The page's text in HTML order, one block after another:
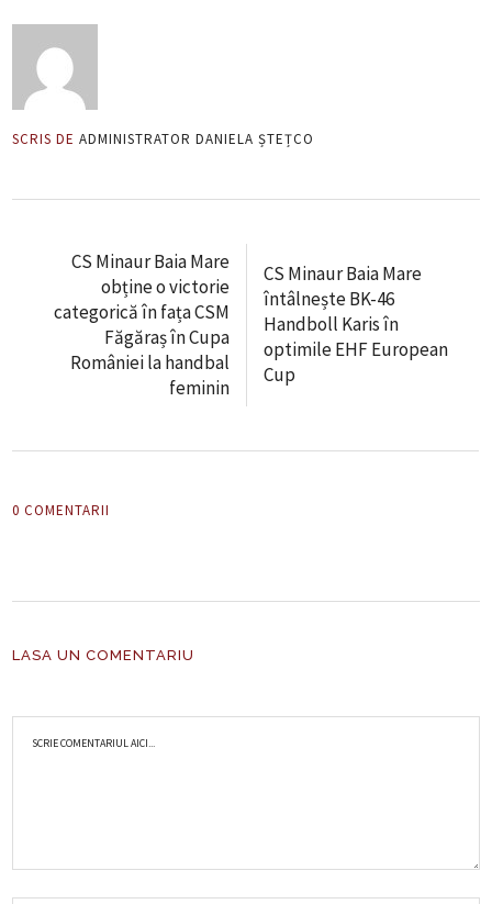
SCRIS DE ADMINISTRATOR DANIELA ȘTEȚCO
CS Minaur Baia Mare
obține o victorie
categorică în fața CSM
Făgăraș în Cupa
României la handbal
feminin
CS Minaur Baia Mare
întâlnește BK-46
Handboll Karis în
optimile EHF European
Cup
0 COMENTARII
LASA UN COMENTARIU